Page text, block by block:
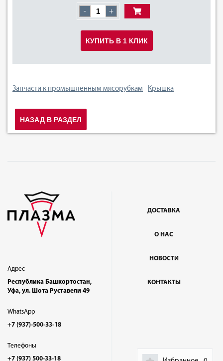
- +
КУПИТЬ В 1 КЛИК
Запчасти к промышленным мясорубкам Крышка
НАЗАД В РАЗДЕЛ
Адрес
Республика Башкортостан,
Уфа, ул. Шота Руставели 49
WhatsApp
+7 (937)-500-33-18
Телефоны
+7 (937) 500-33-18
ДОСТАВКА
О НАС
НОВОСТИ
КОНТАКТЫ